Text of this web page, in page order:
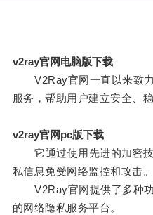
v2ray官网电脑版下载
V2Ray官网一直以来致力
服务，帮助用户建立安全、
v2ray官网pc版下载
它通过使用先进的加密技
私信息免受网络监控和攻击。
V2Ray官网提供了多种功
的网络隐私服务平台。